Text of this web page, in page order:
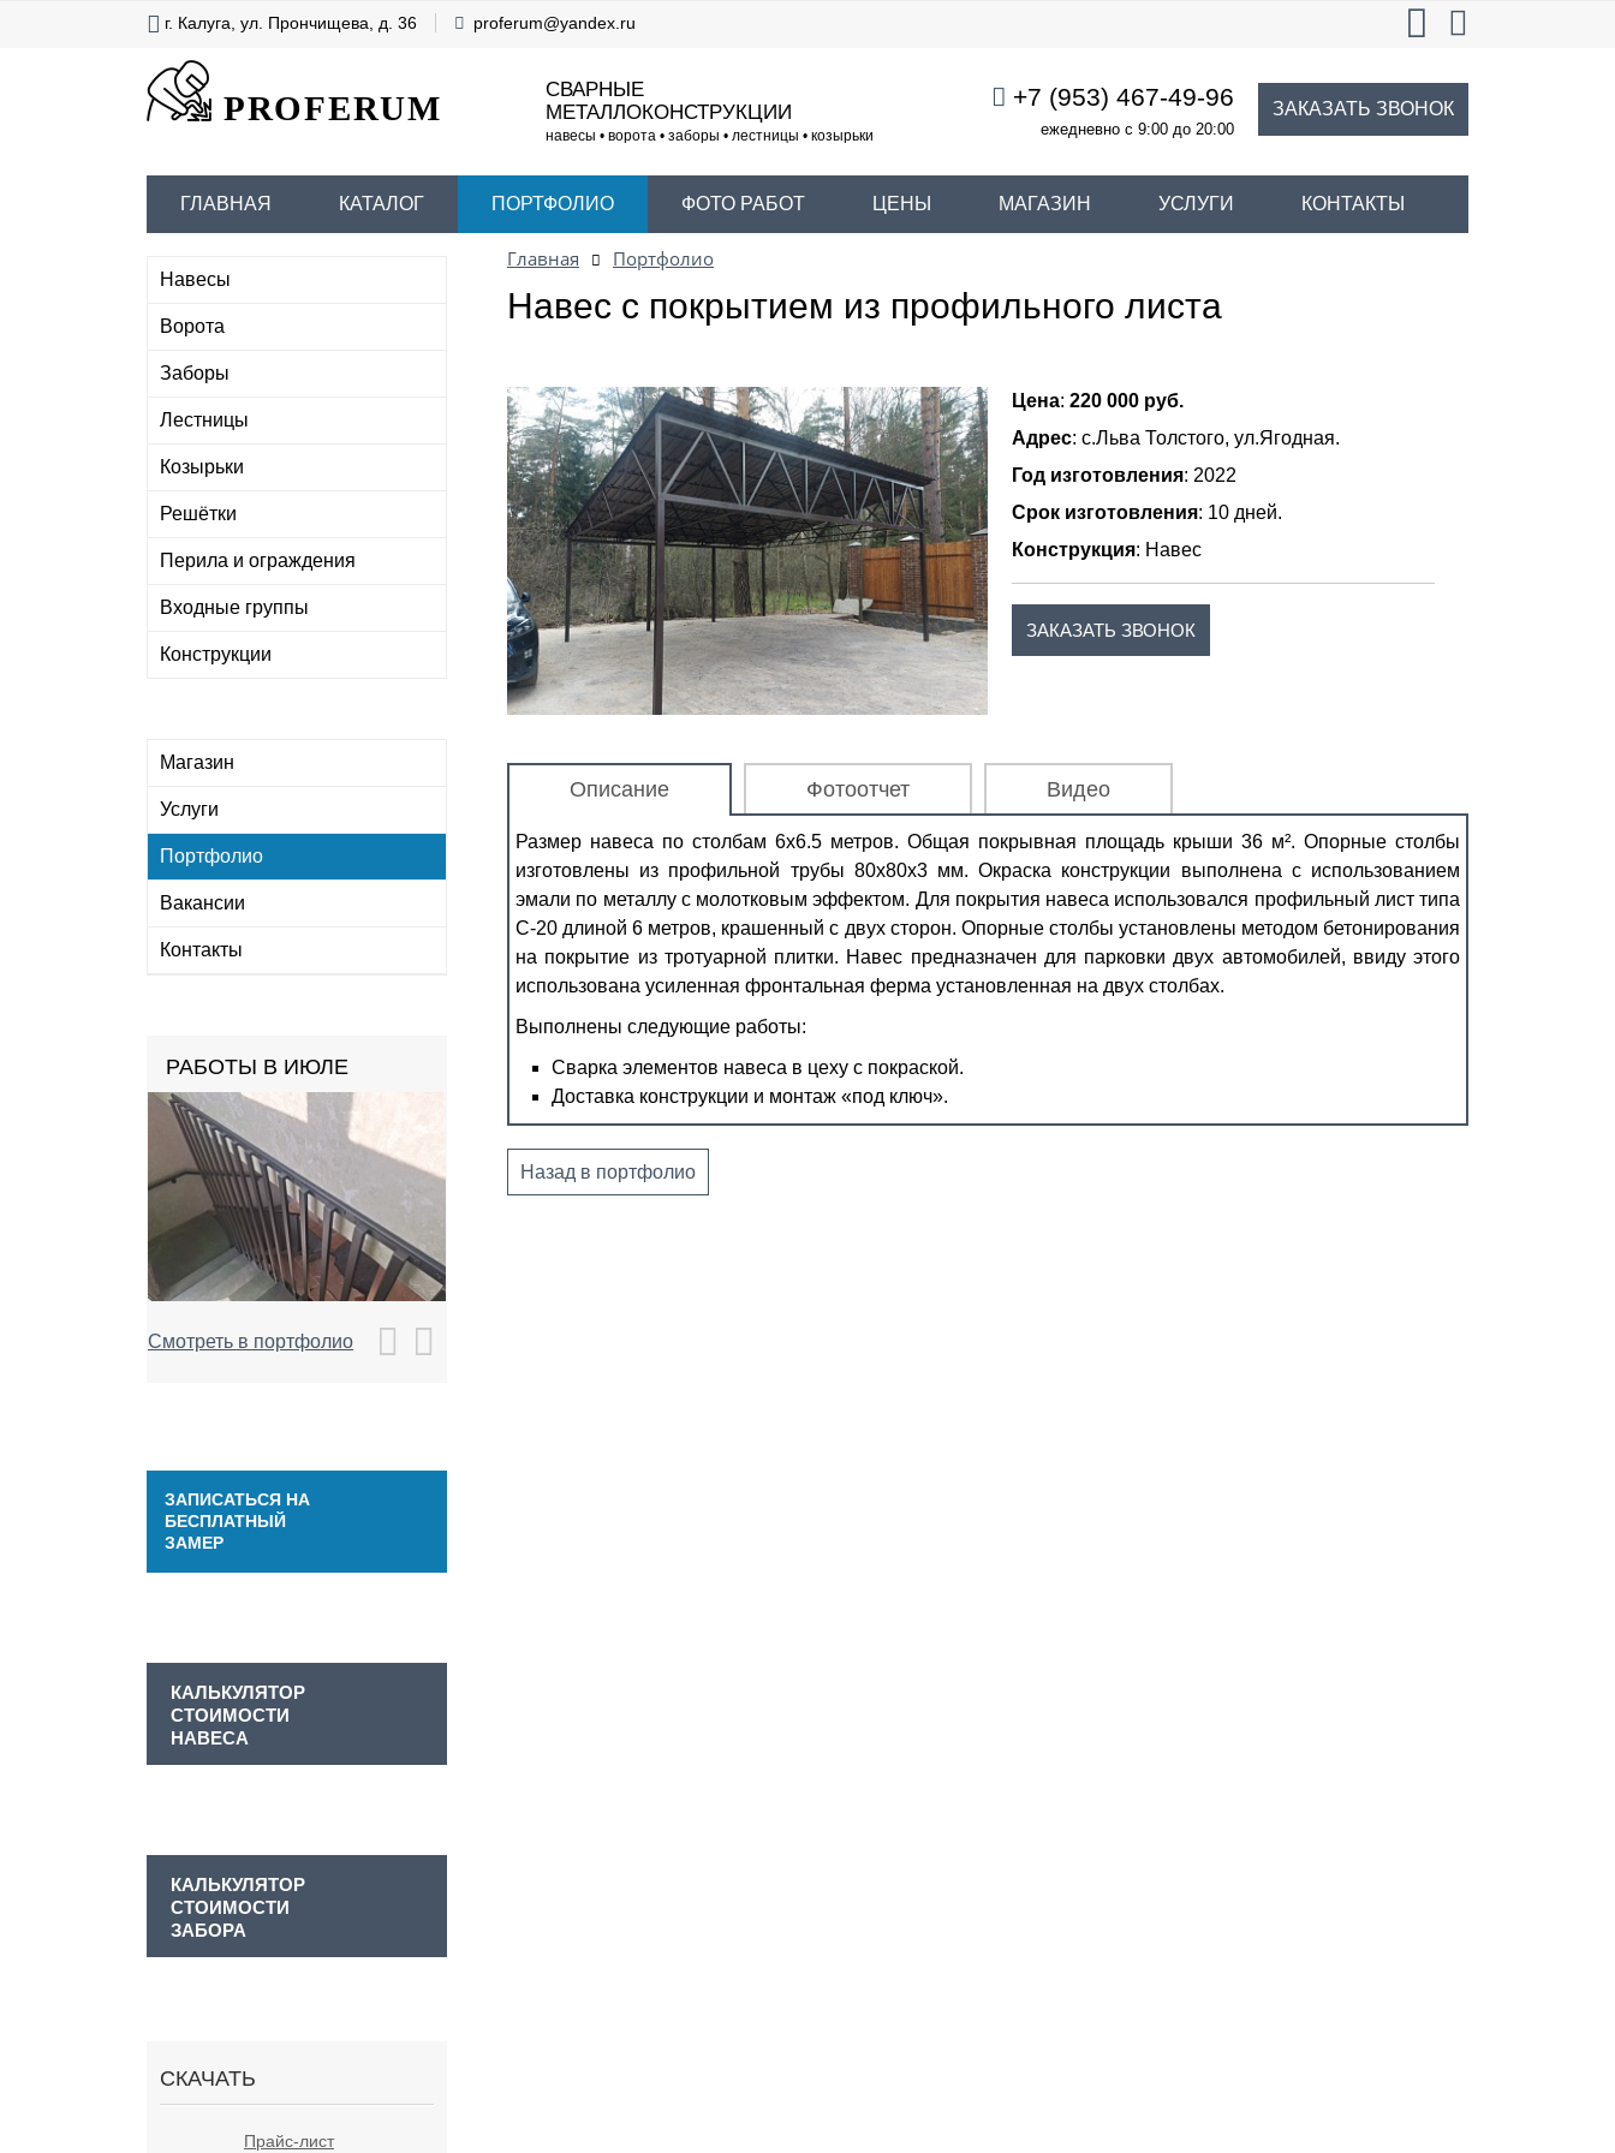
г. Калуга, ул. Прончищева, д. 36 proferum@yandex.ru
PROFERUM
СВАРНЫЕ
МЕТАЛЛОКОНСТРУКЦИИ
навесы • ворота • заборы • лестницы • козырьки
+7 (953) 467-49-96
ежедневно с 9:00 до 20:00
ЗАКАЗАТЬ ЗВОНОК
ГЛАВНАЯ КАТАЛОГ ПОРТФОЛИО ФОТО РАБОТ ЦЕНЫ МАГАЗИН УСЛУГИ КОНТАКТЫ
Навесы
Ворота
Заборы
Лестницы
Козырьки
Решётки
Перила и ограждения
Входные группы
Конструкции
Магазин
Услуги
Портфолио
Вакансии
Контакты
РАБОТЫ В ИЮЛЕ
Смотреть в портфолио
ЗАПИСАТЬСЯ НА
БЕСПЛАТНЫЙ
ЗАМЕР
КАЛЬКУЛЯТОР
СТОИМОСТИ
НАВЕСА
КАЛЬКУЛЯТОР
СТОИМОСТИ
ЗАБОРА
СКАЧАТЬ
Прайс-лист
Главная Портфолио
Навес с покрытием из профильного листа
Цена: 220 000 руб.
Адрес: с.Льва Толстого, ул.Ягодная.
Год изготовления: 2022
Срок изготовления: 10 дней.
Конструкция: Навес
ЗАКАЗАТЬ ЗВОНОК
Описание Фотоотчет Видео
Размер навеса по столбам 6х6.5 метров. Общая покрывная площадь крыши 36 м². Опорные столбы
изготовлены из профильной трубы 80х80х3 мм. Окраска конструкции выполнена с использованием
эмали по металлу с молотковым эффектом. Для покрытия навеса использовался профильный лист типа
C-20 длиной 6 метров, крашенный с двух сторон. Опорные столбы установлены методом бетонирования
на покрытие из тротуарной плитки. Навес предназначен для парковки двух автомобилей, ввиду этого
использована усиленная фронтальная ферма установленная на двух столбах.
Выполнены следующие работы:
Сварка элементов навеса в цеху с покраской.
Доставка конструкции и монтаж «под ключ».
Назад в портфолио